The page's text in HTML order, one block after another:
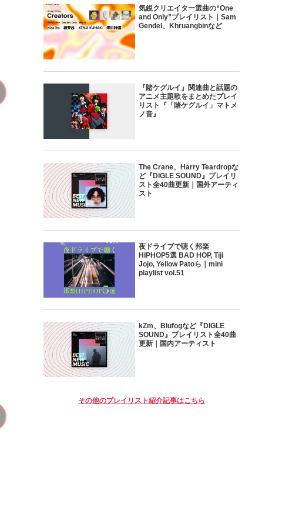
気鋭クリエイター選曲の“One
and Only”プレイリスト｜Sam
Gendel、Khruangbinなど
『賭ケグルイ』関連曲と話題の
アニメ主題歌をまとめたプレイ
リスト『「賭ケグルイ」マトメ
ノ音』
The Crane、Harry Teardropな
ど『DIGLE SOUND』プレイリ
スト全40曲更新｜国外アーティ
スト
夜ドライブで聴く邦楽
HIPHOP5選 BAD HOP, Tiji
Jojo, Yellow Patoら｜mini
playlist vol.51
kZm、Blufogなど『DIGLE
SOUND』プレイリスト全40曲
更新｜国内アーティスト
その他のプレイリスト紹介記事はこちら